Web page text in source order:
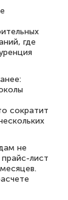
где
сократит
не
лист